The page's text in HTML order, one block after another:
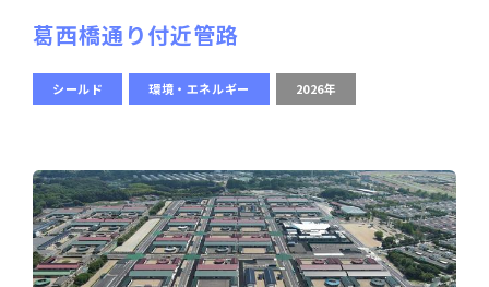
葛西橋通り付近管路
シールド 環境・エネルギー 2026年